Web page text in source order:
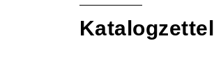
Katalogzettel